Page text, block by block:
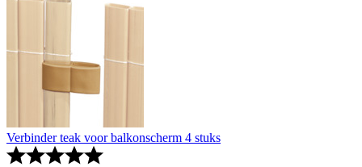
Verbinder teak voor balkonscherm 4 stuks